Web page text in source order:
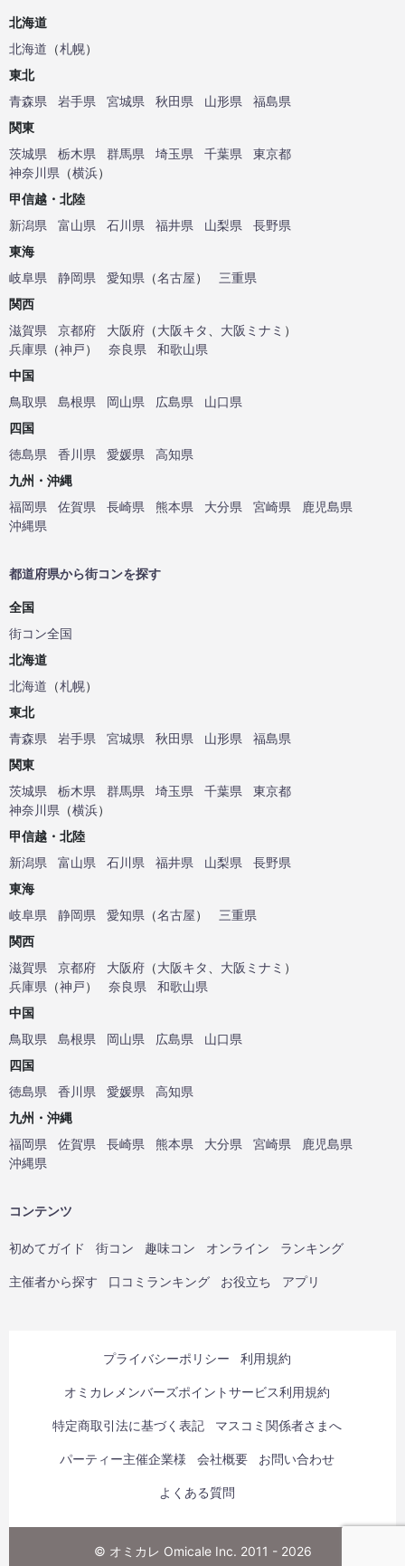
北海道
北海道 （札幌）
東北
青森県
岩手県 宮城県 秋田県 山形県
福島県
関東
茨城県
栃木県 群馬県 埼玉県 千葉県
東京都
神奈川県 （横浜）
甲信越・北陸
新潟県
富山県 石川県 福井県 山梨県
長野県
東海
岐阜県
静岡県 愛知県 （名古屋）
三重県
関西
滋賀県
京都府 大阪府 （大阪キタ 大阪ミナミ ）
兵庫県 （神戸） 奈良県
和歌山県
中国
鳥取県
島根県 岡山県 広島県
山口県
四国
徳島県
香川県 愛媛県
高知県
九州・沖縄
福岡県
佐賀県 長崎県 熊本県 大分県 宮崎県
鹿児島県
沖縄県
都道府県から街コンを探す
全国
街コン全国
北海道
北海道 （札幌）
東北
青森県
岩手県 宮城県 秋田県 山形県
福島県
関東
茨城県
栃木県 群馬県 埼玉県 千葉県
東京都
神奈川県 （横浜）
甲信越・北陸
新潟県
富山県 石川県 福井県 山梨県
長野県
東海
岐阜県
静岡県 愛知県 （名古屋）
三重県
関西
滋賀県
京都府 大阪府 （大阪キタ 大阪ミナミ ）
兵庫県 （神戸） 奈良県
和歌山県
中国
鳥取県
島根県 岡山県 広島県
山口県
四国
徳島県
香川県 愛媛県
高知県
九州・沖縄
福岡県
佐賀県 長崎県 熊本県 大分県 宮崎県
鹿児島県
沖縄県
コンテンツ
初めてガイド 街コン 趣味コン オンライン ランキング
主催者から探す 口コミランキング お役立ち アプリ
プライバシーポリシー 利用規約
オミカレメンバーズポイントサービス利用規約
特定商取引法に基づく表記 マスコミ関係者さまへ
パーティー主催企業様 会社概要 お問い合わせ
よくある質問
© オミカレ Omicale Inc. 2011 - 2026